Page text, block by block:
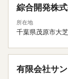
綜合開発株
所在地
千葉県茂原市大
有限会社サ